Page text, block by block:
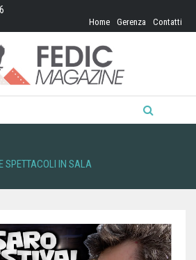
Home Gerenza Contatti
SPETTACOLI IN SALA